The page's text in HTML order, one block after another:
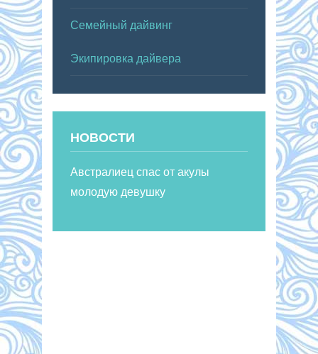
Семейный дайвинг
Экипировка дайвера
НОВОСТИ
Австралиец спас от акулы
молодую девушку